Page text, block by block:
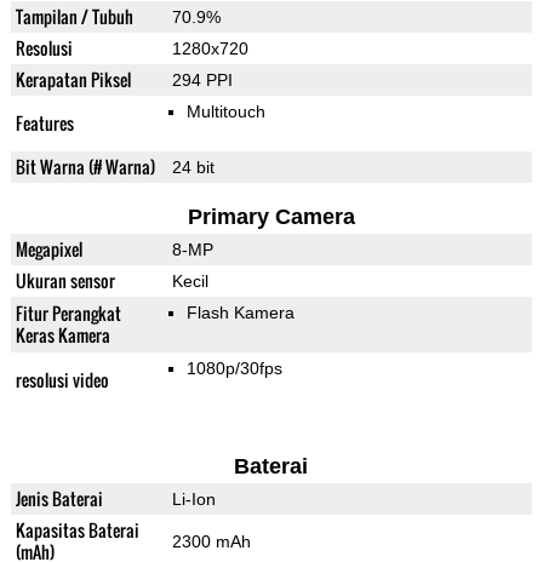
Tampilan / Tubuh 70.9%
Resolusi 1280x720
Kerapatan Piksel 294 PPI
Features Multitouch
Bit Warna (# Warna) 24 bit
Primary Camera
Megapixel 8-MP
Ukuran sensor Kecil
Fitur Perangkat
Keras Kamera
Flash Kamera
resolusi video 1080p/30fps
Baterai
Jenis Baterai Li-Ion
Kapasitas Baterai
(mAh)
2300 mAh